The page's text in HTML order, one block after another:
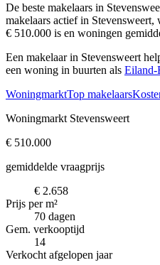
De beste makelaars in
makelaars actief in
€ 510.000 is en woningen
Een makelaar in Stevensweert
een woning in buurten als Eiland-
WoningmarktTop makelaars
Woningmarkt Stevensweert
€ 510.000
gemiddelde vraagprijs
€ 2.658
Prijs per m²
70 dagen
Gem. verkooptijd
14
Verkocht afgelopen jaar